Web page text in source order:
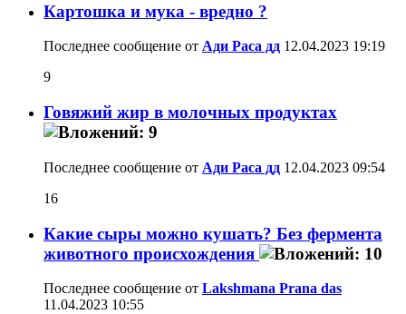
Картошка и мука - вредно ?
Последнее сообщение от Ади Раса дд 12.04.2023 19:19
9
Говяжий жир в молочных продуктах
Последнее сообщение от Ади Раса дд 12.04.2023 09:54
16
Какие сыры можно кушать? Без фермента
животного происхождения
Последнее сообщение от Lakshmana Prana das
11.04.2023 10:55